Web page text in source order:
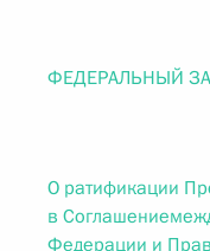
ФЕДЕРАЛЬНЫЙ
О ратификации
в
Федерации и